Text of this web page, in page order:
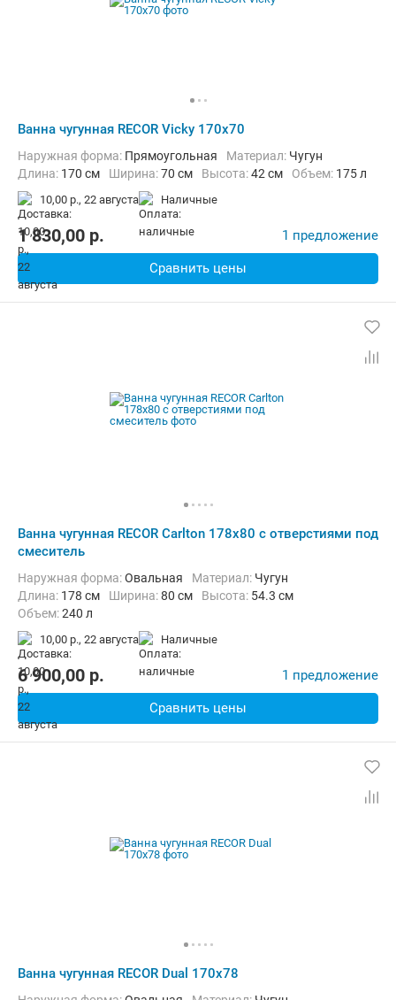
Ванна чугунная RECOR Vicky 170x70
Наружная форма: Прямоугольная Материал: Чугун
Длина: 170 см Ширина:70 см Высота:42 см Объем: 175 л
10,00 р., 22 августа наличные
1 830,00 p. 1 предложение
Сравнить цены
Ванна чугунная RECOR Carlton 178x80 с отверстиями под
смеситель
Наружная форма:Овальная Материал: Чугун
Длина: 178 см Ширина:80 см Высота: 54.3 см
Объем:240 л
10,00 р., 22 августа наличные
6 900,00 p. 1 предложение
Сравнить цены
Ванна чугунная RECOR Dual 170x78